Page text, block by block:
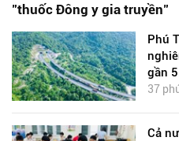
"thuốc Đông y gia truyền"
Phú
gần
37
Cả